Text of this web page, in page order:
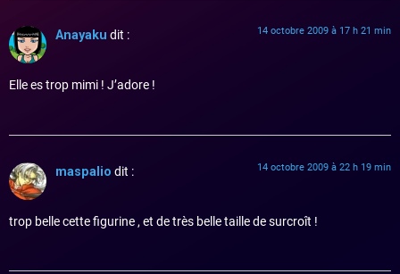
Anayaku dit : 14 octobre 2009 à 17 h 21 min
Elle es trop mimi ! J’adore !
maspalio dit : 14 octobre 2009 à 22 h 19 min
trop belle cette figurine , et de très belle taille de surcroît !